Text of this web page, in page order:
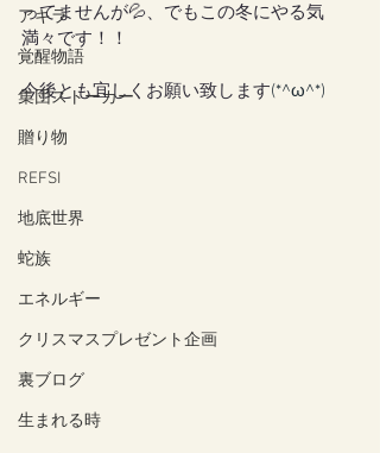
アキラ
覚醒物語
集団ストーカー
贈り物
REFSI
地底世界
蛇族
エネルギー
クリスマスプレゼント企画
裏ブログ
生まれる時
ってませんが💦、でもこの冬にやる気
満々です！！
今後とも宜しくお願い致します(*^ω^*)